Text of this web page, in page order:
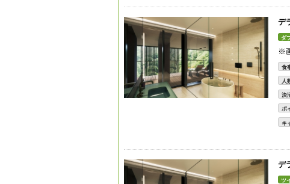
デ
ダ
※
食
人
決
ポ
キ
デ
ツ